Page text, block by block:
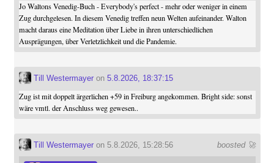
Jo Waltons Venedig-Buch - Everybody's perfect - mehr oder weniger in einem
Zug durchgelesen. In diesem Venedig treffen neun Welten aufeinander. Walton
macht daraus eine Meditation über Liebe in ihren unterschiedlichen
Ausprägungen, über Verletzlichkeit und die Pandemie.
Till Westermayeron 5.8.2026, 18:37:15
Zug ist mit doppelt ärgerlichen +59 in Freiburg angekommen. Bright side: sonst
wäre vmtl. der Anschluss weg gewesen..
boosted 🚀
Till Westermayeron 5.8.2026, 15:28:56